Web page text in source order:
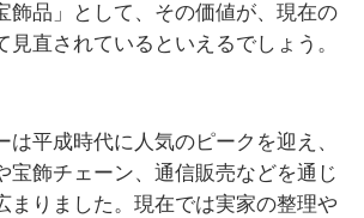
飾品」として、その価値が、現在の
見直されているといえるでしょう。
は平成時代に人気のピークを迎え、
宝飾チェーン、通信販売などを通じ
まりました。現在では実家の整理や